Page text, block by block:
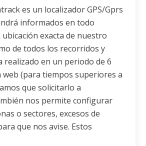
es un localizador GPS/Gprs
informados en todo
exacta de nuestro
de todos los recorridos y
realizado en un periodo de 6
web (para tiempos superiores a
que solicitarlo a
nos permite configurar
o sectores, excesos de
que nos avise. Estos